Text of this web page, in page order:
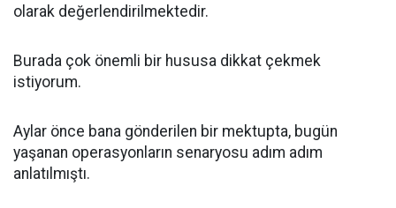
olarak değerlendirilmektedir.
Burada çok önemli bir hususa dikkat çekmek
istiyorum.
Aylar önce bana gönderilen bir mektupta, bugün
yaşanan operasyonların senaryosu adım adım
anlatılmıştı.